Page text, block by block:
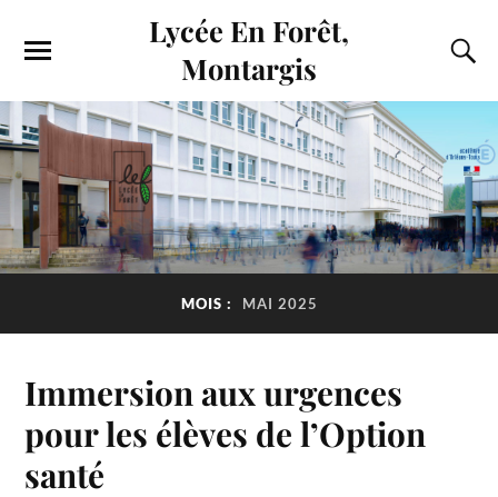
Lycée En Forêt,
Montargis
MOIS : MAI 2025
Immersion aux urgences
pour les élèves de l’Option
santé